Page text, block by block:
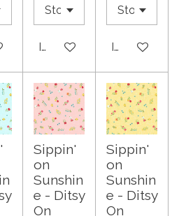
In winkelwagenIn
Sippin'
on
Sunshin
e - Ditsy
On
Sippin'
on
Sunshin
e - Ditsy
On